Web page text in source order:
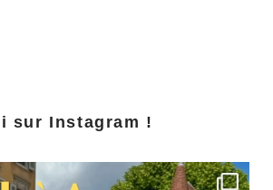
sur Instagram !